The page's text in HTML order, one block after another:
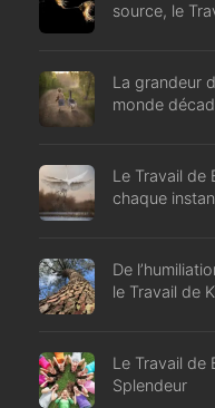
source, le
La grandeur
monde
Le Travail de
chaque
De
le Travail de
Le Travail de
Splendeur